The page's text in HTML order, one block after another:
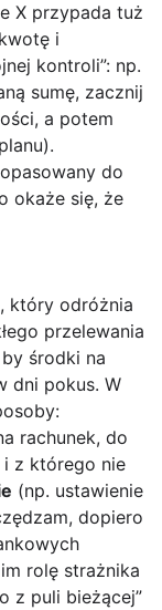
X przypada tuż
i
kontroli”: np.
sumę, zacznij
a potem
do
okaże się, że
który odróżnia
przelewania
środki na
dni pokus. W
rachunek, do
z którego nie
(np. ustawienie
dopiero
rolę strażnika
z puli bieżącej”